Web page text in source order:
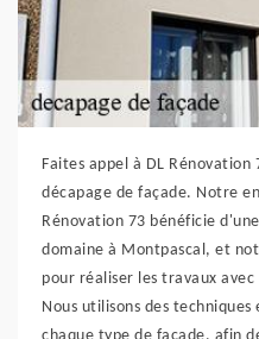
Faites appel à DL Rénovation
décapage de façade. Notre
Rénovation 73 bénéficie
domaine à Montpascal, et
pour réaliser les travaux
Nous utilisons des